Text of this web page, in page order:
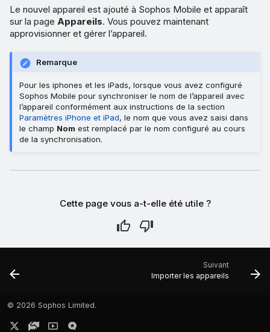
Le nouvel appareil est ajouté à Sophos Mobile et apparaît
sur la page Appareils. Vous pouvez maintenant
approvisionner et gérer l’appareil.
Remarque
Pour les iphones et les iPads, lorsque vous avez configuré
Sophos Mobile pour synchroniser le nom de l’appareil avec
l’appareil conformément aux instructions de la section
Paramètres iPhone et iPad, le nom que vous avez saisi dans
le champ Nom est remplacé par le nom configuré au cours
de la synchronisation.
Cette page vous a-t-elle été utile ?
Suivant
Importer les appareils
© 2026 Sophos Limited.